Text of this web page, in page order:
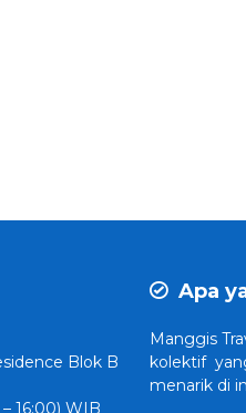
Blok B
16:00) WIB
Apa
Manggis
kolektif
menarik di